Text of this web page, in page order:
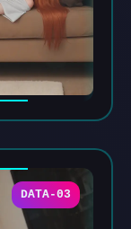
DATA-03